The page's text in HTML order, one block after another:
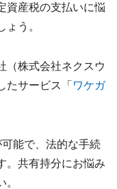
資産税の支払いに悩
う。
（株式会社ネクスウ
たサービス「 ワケガ
能で、法的な手続
。共有持分にお悩み